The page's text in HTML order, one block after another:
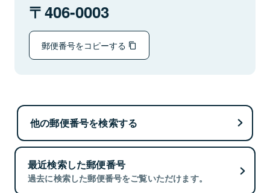
406-0003
郵便番号をコピーする
他の郵便番号を検索する
最近検索した郵便番号
過去に検索した郵便番号をご覧いただけます。